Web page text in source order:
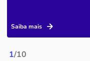
1/10
Saiba mais